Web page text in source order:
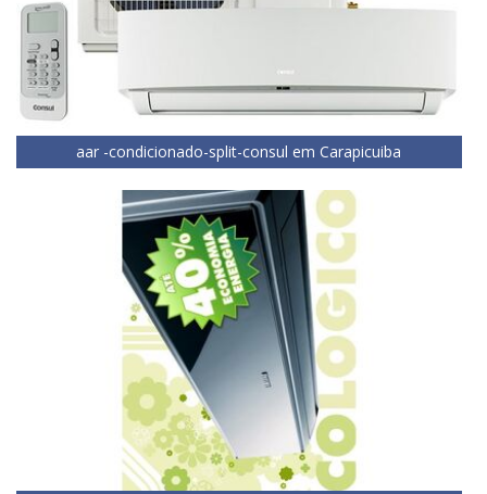
aar -condicionado-split-consul em Carapicuiba